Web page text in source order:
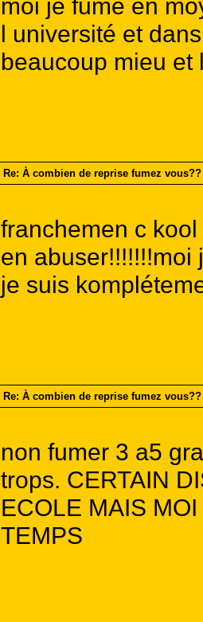
moi je fume en
l université et
beaucoup mieu et
Re: À combien de reprise fumez vous??
franchemen c
en abuser!!!!!!!moi
je suis
Re: À combien de reprise fumez vous??
non fumer 3 a5
trops. CERTAIN
ECOLE MAIS
TEMPS